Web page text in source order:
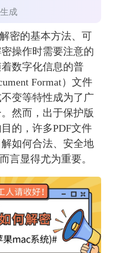
成
密的基本方法、可
操作时需要注意的
数字化信息的普
Format）文件
变等特性成为了广
然而，出于保护版
的，许多PDF文件
如何合法、安全地
言显得尤为重要。